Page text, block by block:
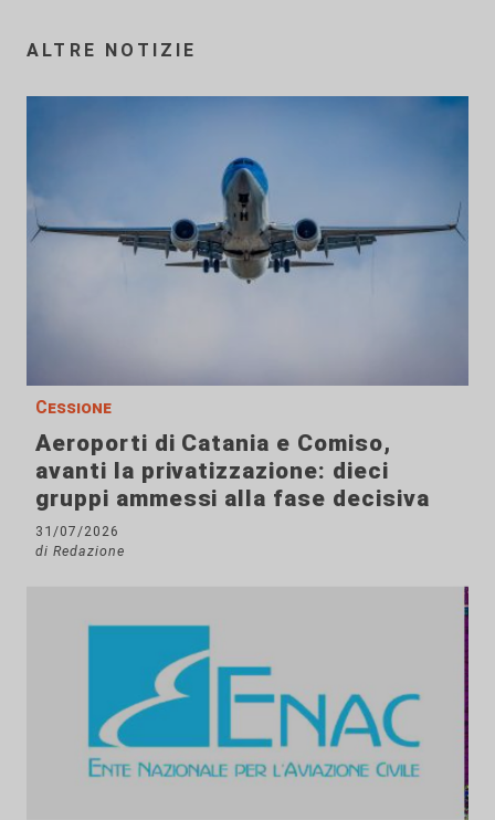
ALTRE NOTIZIE
Cessione
Aeroporti di Catania e Comiso,
avanti la privatizzazione: dieci
gruppi ammessi alla fase decisiva
31/07/2026
di Redazione